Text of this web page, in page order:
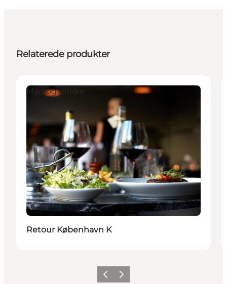
Relaterede produkter
Mad og drikke
Retour København K
ForrigeNæste